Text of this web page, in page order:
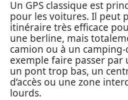
Un GPS classique est
pour les voitures. Il peut
itinéraire très efficace
une berline, mais
camion ou à un
exemple faire passer
un pont trop bas, un
d’accès ou une zone
lourds.